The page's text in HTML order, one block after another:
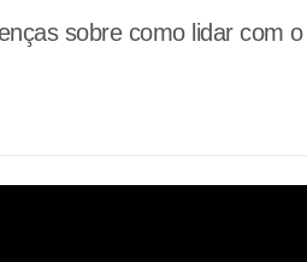
sobre como lidar com